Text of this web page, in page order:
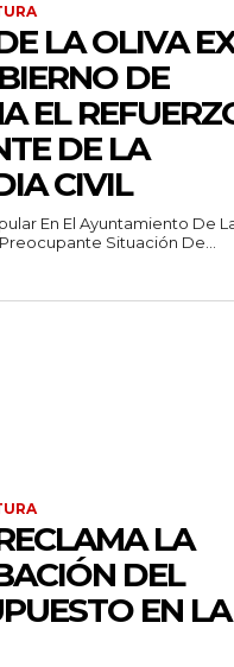
LA OLIVA
DE
EL
DE LA
CIVIL
En El Ayuntamiento De
Situación De...
LA
DEL
EN LA